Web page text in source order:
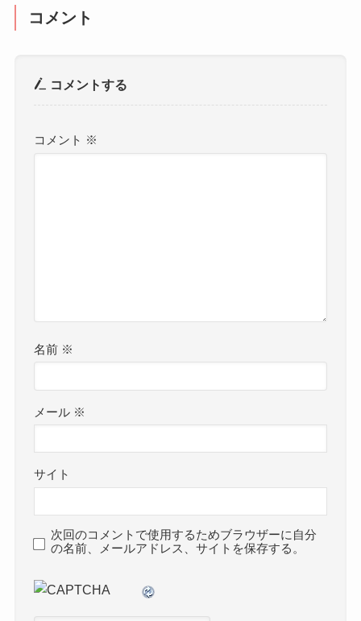
コメント
コメントする
コメント ※
名前 ※
メール ※
サイト
次回のコメントで使用するためブラウザーに自分
の名前、メールアドレス、サイトを保存する。